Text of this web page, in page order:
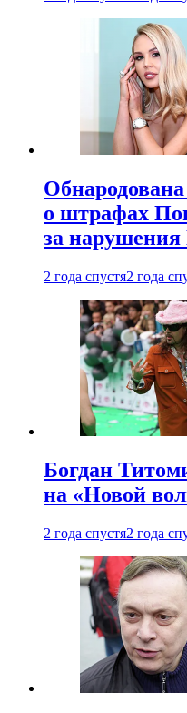
о штрафах
за
2 года спустя2 года
Богдан
на «Новой
2 года спустя2 года